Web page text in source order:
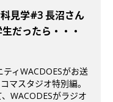
見学#3 長沼さん
だったら・・・
ィWACDOESがお送
マスタジオ特別編。
WACODESがラジオ